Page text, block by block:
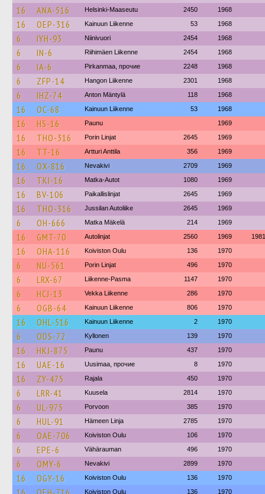
16 ANA-516 Helsinki-Maaseutu 2450 1968
16 OEP-316 Kainuun Liikenne 53 1968
6 IYH-93 Niinivuori 2454 1968
6 IN-6 Riihimäen Liikenne 2454 1968
6 IA-6 Pirkanmaa, прочие 2248 1968
6 ZFP-14 Hangon Liikenne 2301 1968
6 IHZ-74 Anton Mäntylä 118 1968
16 OC-68 Kainuun Liikenne 53 1968
16 HS-16 Paunu 1969
16 THO-316 Porin Linjat 2645 1969
16 TT-16 Artturi Anttila 356 1969
16 OX-816 Nevakivi 2709 1969
16 TKI-16 Matka-Autot 1080 1969
16 BV-106 Paikallislinjat 2645 1969
16 THO-316 Jussilan Autoliike 2645 1969
6 OH-666 Matka Mäkelä 214 1969
16 GMT-70 Autolinjat 2560 1969 1981
16 OHA-116 Koiviston Oulu 136 1970
6 NU-561 Porin Linjat 496 1970
6 LRX-67 Liikenne-Pasma 1147 1970
6 HCJ-13 Vekka Liikenne 286 1970
6 OGB-64 Kainuun Liikenne 806 1970
16 OHL-516 Kainuun Liikenne 2 1970
6 ODS-72 Kyllonen 139 1970
16 HKJ-875 Paunu 437 1970
16 UAE-16 Uusimaa, прочие 8 1970
16 ZY-475 Rajala 450 1970
6 LRR-41 Kuusela 2814 1970
6 UL-975 Porvoon 385 1970
6 HUL-91 Hämeen Linja 2785 1970
6 OAE-706 Koiviston Oulu 106 1970
6 EPE-6 Vähärauman 496 1970
6 OMY-6 Nevakivi 2899 1970
16 OGY-16 Koiviston Oulu 136 1970
Koiviston Oulu 136 1970